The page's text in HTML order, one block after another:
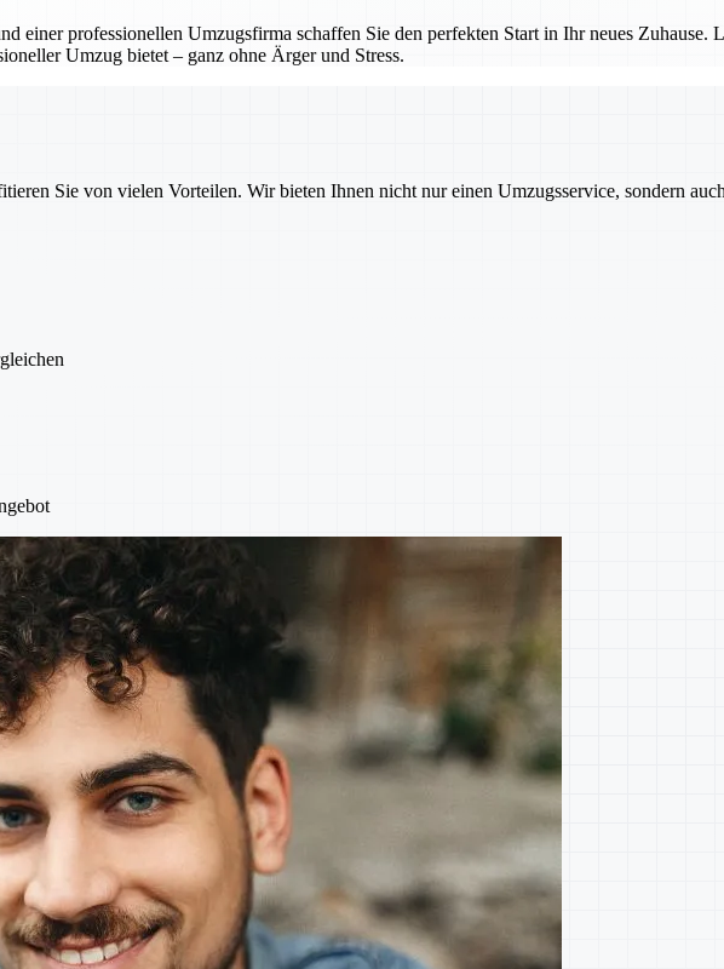
einer professionellen Umzugsfirma schaffen Sie den perfekten Start in Ihr neues Zuhause.
Umzug bietet – ganz ohne Ärger und Stress.
Sie von vielen Vorteilen. Wir bieten Ihnen nicht nur einen Umzugsservice, sondern